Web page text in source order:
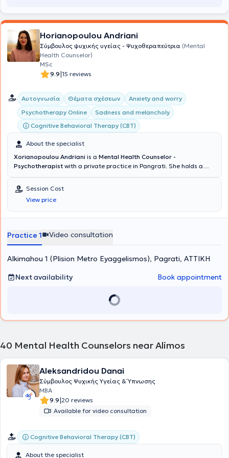
Horianopoulou Andriani
Σύμβουλος ψυχικής υγείας - Ψυχοθεραπεύτρια (Mental
Health Counselor)
MSc
9.9|15 reviews
Αυτογνωσία Θέματα σχέσεων
Anxiety and worry
Psychotherapy Online
Sadness and melancholy
Cognitive Behavioral Therapy (CBT)
About the specialist
Xorianopoulou Andriani is a Mental Health Counselor -
Psychotherapist with a private practice in Pangrati. She holds a
degree in Counseling and Psychotherapy from the University of East
London. Additionally, she specialized in Cognitive Psychotherapy at
the Kostas Stefanis Research University Institute of Mental Health,
Neurosciences and Precision Medicine, in collaboration with the
of Athens. She has also volunteered as a psychotherapist at the
Social Protection and Solidarity Organization of the Municipality of
Furthermore, in the context of ongoing professional development,
seminars and is a member of the Hellenic Association of Cognitive
Session Cost
View price
Practice 1 Video consultation
Alkimahou 1 (Plision Metro Eyaggelismos), Pagrati, ΑΤΤΙΚΗ
Next availability
Book appointment
40 Mental Health Counselors near Alimos
Aleksandridou Danai
Σύμβουλος Ψυχικής Υγείας & Ύπνωσης
MBA
9.9|20 reviews
Available for video consultation
Cognitive Behavioral Therapy (CBT)
About the specialist